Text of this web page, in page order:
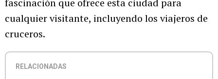
cualquier visitante, incluyendo los viajeros de
cruceros.
RELACIONADAS